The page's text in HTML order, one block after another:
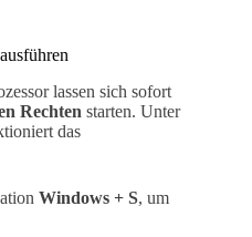
lassen sich sofort
Rechten starten. Unter
das
Windows + S, um